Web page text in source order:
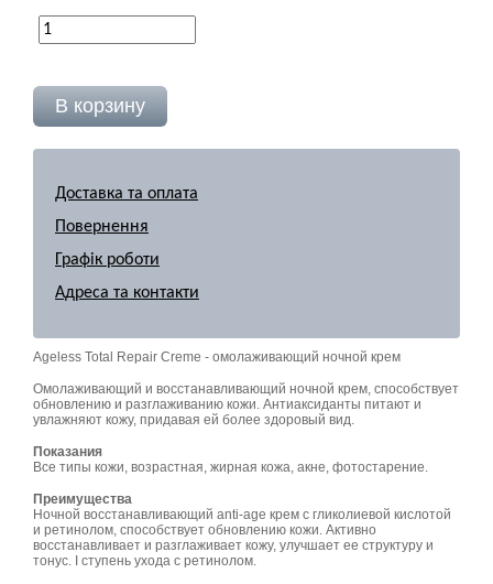
Доставка та оплата
Повернення
Графік роботи
Адреса та контакти
Ageless Total Repair Creme - омолаживающий ночной крем
Омолаживающий и восстанавливающий ночной крем, способствует
обновлению и разглаживанию кожи. Антиаксиданты питают и
увлажняют кожу, придавая ей более здоровый вид.
Показания
Все типы кожи, возрастная, жирная кожа, акне, фотостарение.
Преимущества
Ночной восстанавливающий anti-age крем с гликолиевой кислотой
и ретинолом, способствует обновлению кожи. Активно
восстанавливает и разглаживает кожу, улучшает ее структуру и
тонус. I ступень ухода с ретинолом.